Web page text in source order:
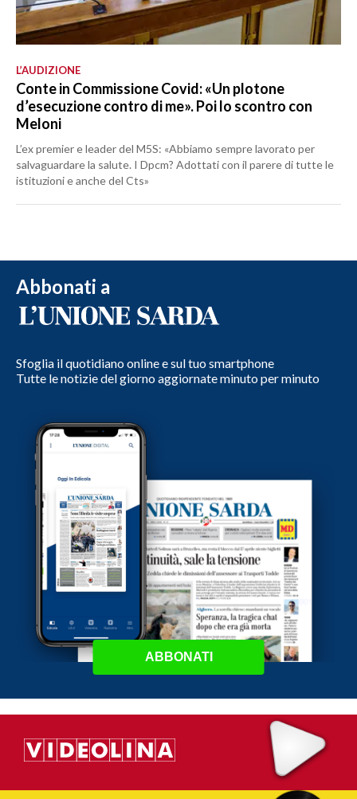
L’AUDIZIONE
Conte in Commissione Covid: «Un plotone
d’esecuzione contro di me». Poi lo scontro con
Meloni
L’ex premier e leader del M5S: «Abbiamo sempre lavorato per
salvaguardare la salute. I Dpcm? Adottati con il parere di tutte le
istituzioni e anche del Cts»
Abbonati a
Sfoglia il quotidiano online e sul tuo smartphone
Tutte le notizie del giorno aggiornate minuto per minuto
ABBONATI